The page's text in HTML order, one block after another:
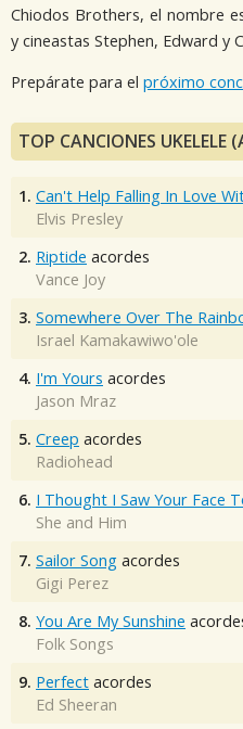
Chiodos Brothers, el nombre
y cineastas Stephen, Edward y
Prepárate para el próximo
TOP CANCIONES UKELELE
1. Can't Help Falling In Love
Elvis Presley
2. Riptide acordes
Vance Joy
3. Somewhere Over The
Israel Kamakawiwo'ole
4. I'm Yours acordes
Jason Mraz
5. Creep acordes
Radiohead
6. I Thought I Saw Your Face
She and Him
7. Sailor Song acordes
Gigi Perez
8. You Are My Sunshine
Folk Songs
9. Perfect acordes
Ed Sheeran